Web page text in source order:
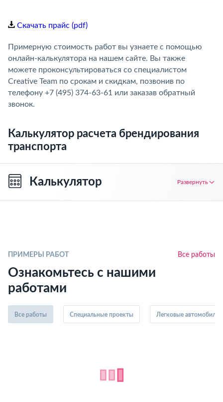
Скачать прайс (pdf)
Примерную стоимость работ вы узнаете с помощью
онлайн-калькулятора на нашем сайте. Вы также
можете проконсультироваться со специалистом
Creative Team по срокам и скидкам, позвонив по
телефону +7 (495) 374-63-61 или заказав обратный
звонок.
Калькулятор расчета брендирования
транспорта
Калькулятор Развернуть
ПРИМЕРЫ РАБОТ Все работы
Ознакомьтесь с нашими
работами
Все работы Специальные проекты Легковые автомобили